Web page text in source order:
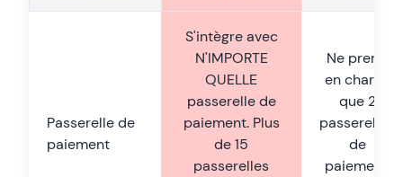
Passerelle de
paiement
S'intègre avec
N'IMPORTE
QUELLE
passerelle de
paiement. Plus
de 15
passerelles
Ne prend
en charge
que 2
passerelles
de
paiement.